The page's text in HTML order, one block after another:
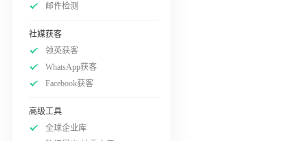
邮件检测
社媒获客
领英获客
WhatsApp获客
Facebook获客
高级工具
全球企业库